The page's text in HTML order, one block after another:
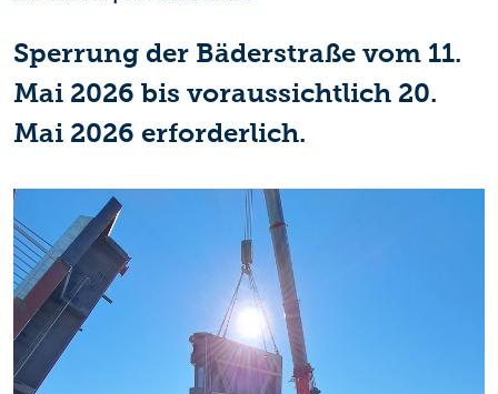
Sperrung der Bäderstraße vom 11.
Mai 2026 bis voraussichtlich 20.
Mai 2026 erforderlich.